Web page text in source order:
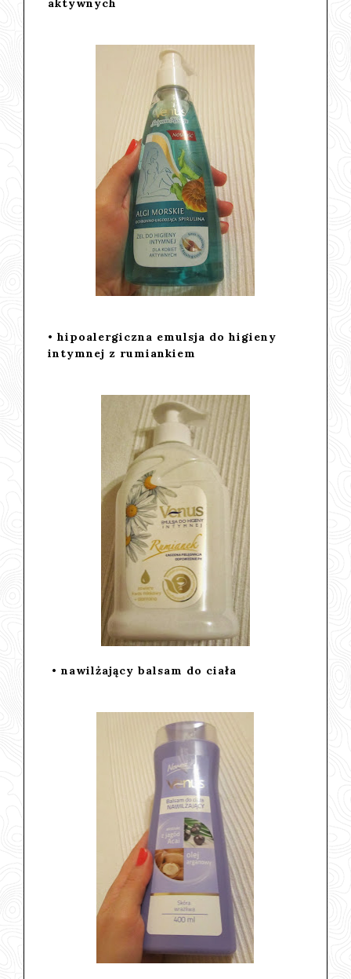
aktywnych
• hipoalergiczna emulsja do higieny
intymnej z rumiankiem
• nawilżający balsam do ciała